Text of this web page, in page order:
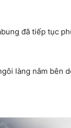
đã tiếp tục
làng nằm bên